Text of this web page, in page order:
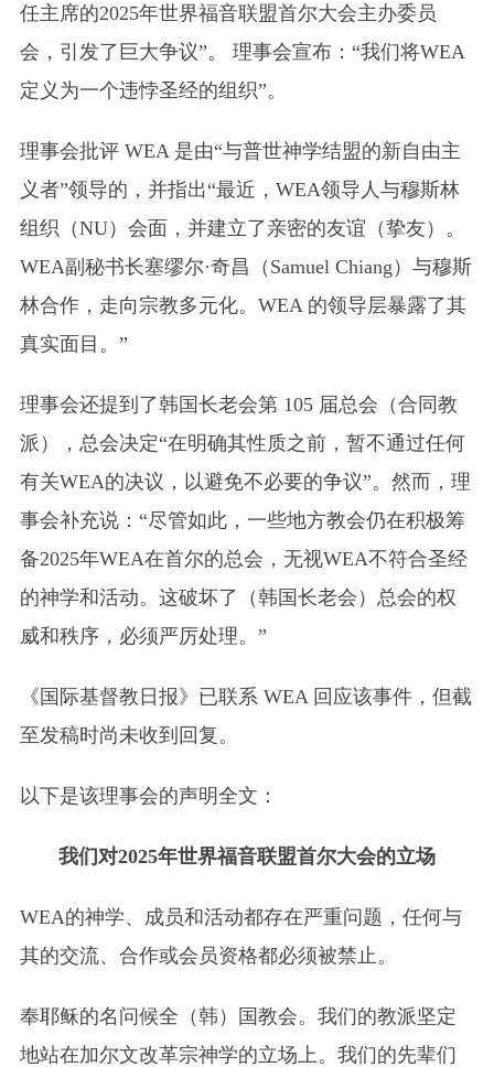
任主席的2025年世界福音联盟首尔大会主办委员
会，引发了巨大争议”。 理事会宣布：“我们将WEA
定义为一个违悖圣经的组织”。
理事会批评 WEA 是由“与普世神学结盟的新自由主
义者”领导的，并指出“最近，WEA领导人与穆斯林
组织（NU）会面，并建立了亲密的友谊（挚友）。
WEA副秘书长塞缪尔·奇昌（Samuel Chiang）与穆斯
林合作，走向宗教多元化。WEA 的领导层暴露了其
真实面目。”
理事会还提到了韩国长老会第 105 届总会（合同教
派），总会决定“在明确其性质之前，暂不通过任何
有关WEA的决议，以避免不必要的争议”。然而，理
事会补充说：“尽管如此，一些地方教会仍在积极筹
备2025年WEA在首尔的总会，无视WEA不符合圣经
的神学和活动。这破坏了（韩国长老会）总会的权
威和秩序，必须严厉处理。”
《国际基督教日报》已联系 WEA 回应该事件，但截
至发稿时尚未收到回复。
以下是该理事会的声明全文：
我们对2025年世界福音联盟首尔大会的立场
WEA的神学、成员和活动都存在严重问题，任何与
其的交流、合作或会员资格都必须被禁止。
奉耶稣的名问候全 （韩）
国教会。我们的教派坚定
地站在加尔文改革宗神学的立场上。我们的先辈们